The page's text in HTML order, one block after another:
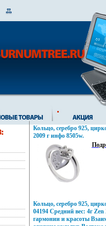
Кольцо, серебро 925,
2009 г инфо 8505w.
Кольцо, серебро 925,
04194 Средний вес: 4г
гармонии и красоты